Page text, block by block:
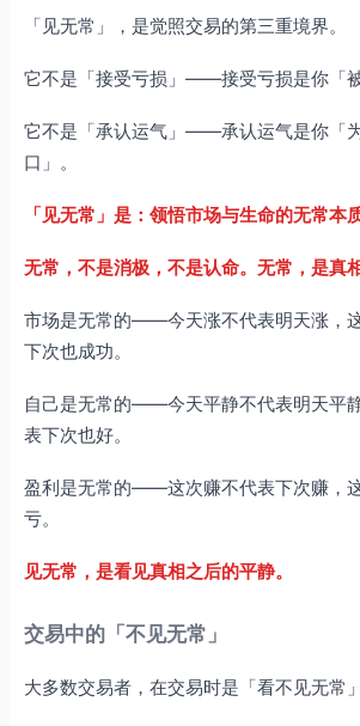
「见无常」，是觉照交易的第三重境界。
它不是「接受亏损」——接受亏损是你「被
它不是「承认运气」——承认运气是你「
口」。
「见无常」是：领悟市场与生命的无常本质
无常，不是消极，不是认命。无常，是真相
市场是无常的——今天涨不代表明天涨，
下次也成功。
自己是无常的——今天平静不代表明天平
表下次也好。
盈利是无常的——这次赚不代表下次赚，
亏。
见无常，是看见真相之后的平静。
交易中的「不见无常」
大多数交易者，在交易时是「看不见无常」